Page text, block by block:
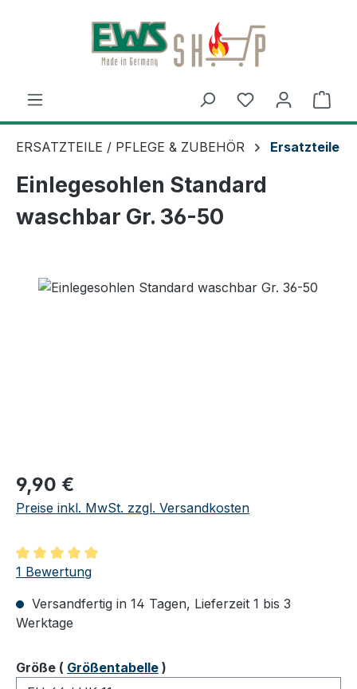
Zum Hauptinhalt springen
ERSATZTEILE / PFLEGE & ZUBEHÖR Ersatzteile
Einlegesohlen Standard
waschbar Gr. 36-50
Regulärer Preis:
9,90 €
Preise inkl. MwSt. zzgl. Versandkosten
Durchschnittliche Bewertung von 5 von 5 Sternen
1 Bewertung
Versandfertig in 14 Tagen, Lieferzeit 1 bis 3
Werktage
Größeauswählen
( Größentabelle )